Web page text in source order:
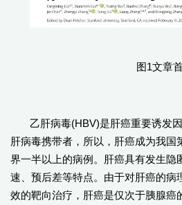
图1文章
乙肝病毒(HBV)是肝癌重要诱发
肝病毒携带者，所以，肝癌成为我国
界一半以上的病例。肝癌具有发生隐
速、预后差等特点。由于对肝癌的病
效的靶向治疗，肝癌是仅次于胰腺癌